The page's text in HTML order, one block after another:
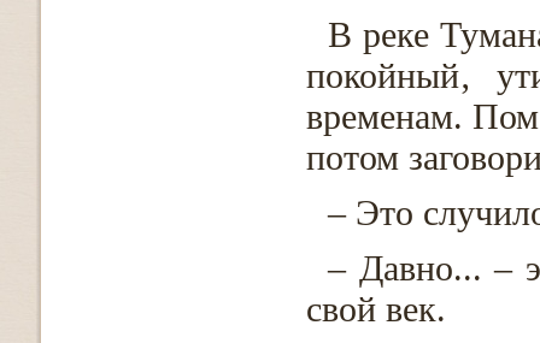
В реке
покойный‚
временам.
потом
– Это
– Давно... –
свой век.